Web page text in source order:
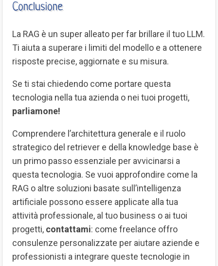
Conclusione
La RAG è un super alleato per far brillare il tuo LLM.
Ti aiuta a superare i limiti del modello e a ottenere
risposte precise, aggiornate e su misura.
Se ti stai chiedendo come portare questa
tecnologia nella tua azienda o nei tuoi progetti,
parliamone!
Comprendere l’architettura generale e il ruolo
strategico del retriever e della knowledge base è
un primo passo essenziale per avvicinarsi a
questa tecnologia. Se vuoi approfondire come la
RAG o altre soluzioni basate sull’intelligenza
artificiale possono essere applicate alla tua
attività professionale, al tuo business o ai tuoi
progetti, contattami: come freelance offro
consulenze personalizzate per aiutare aziende e
professionisti a integrare queste tecnologie in